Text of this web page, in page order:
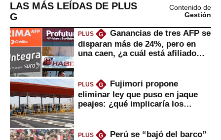
LAS MÁS LEÍDAS DE PLUS
G
Contenido de
Gestión
PLUS G
Ganancias de tres AFP se
disparan más de 24%, pero en
una caen, ¿a cuál está afiliado
PLUS G
Fujimori propone
eliminar ley que puso en jaque
peajes: ¿qué implicaría los
PLUS G
Perú se “bajó del barco”